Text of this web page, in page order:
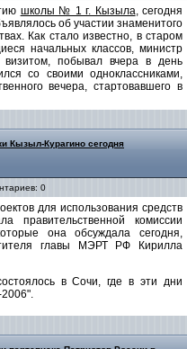
школы № 1 г. Кызыла, сегодня
об участии знаменитого
Как стало известно, в старом
начальных классов, министр
побывал вчера в день
со своими одноклассниками,
вечера, стартовавшего в
Кызыл-Курагино сегодня
0
для использования средств
правительственной комиссии
она обсуждала сегодня,
главы МЭРТ РФ Кириллa
в Сочи, где в эти дни